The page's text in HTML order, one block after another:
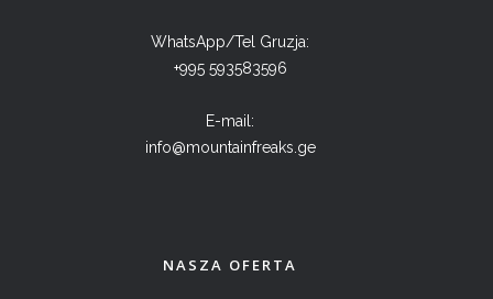
WhatsApp/Tel Gruzja:
+995 593583596
E-mail:
info@mountainfreaks.ge
NASZA OFERTA